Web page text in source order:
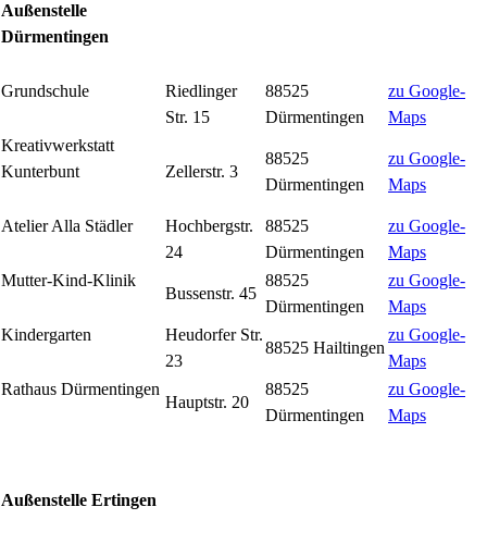
Außenstelle
Dürmentingen
Grundschule
Riedlinger
Str. 15
88525
Dürmentingen
zu Google-
Maps
Kreativwerkstatt
Kunterbunt
Zellerstr. 3
88525
Dürmentingen
zu Google-
Maps
Atelier Alla Städler
Hochbergstr.
24
88525
Dürmentingen
zu Google-
Maps
Mutter-Kind-Klinik
Bussenstr. 45
88525
Dürmentingen
zu Google-
Maps
Kindergarten
Heudorfer Str.
23
88525 Hailtingen
zu Google-
Maps
Rathaus Dürmentingen
Hauptstr. 20
88525
Dürmentingen
zu Google-
Maps
Außenstelle Ertingen